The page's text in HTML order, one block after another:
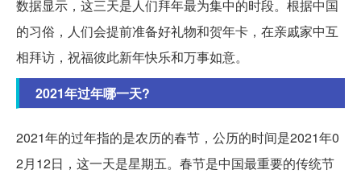
数据显示，这三天是人们拜年最为集中的时段。根据中国
的习俗，人们会提前准备好礼物和贺年卡，在亲戚家中互
相拜访，祝福彼此新年快乐和万事如意。
2021年过年哪一天?
2021年的过年指的是农历的春节，公历的时间是2021年0
2月12日，这一天是星期五。春节是中国最重要的传统节